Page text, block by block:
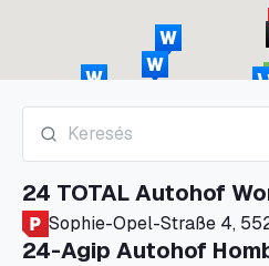
24 TOTAL Autohof
Sophie-Opel-Straße 4,
24-Agip Autohof